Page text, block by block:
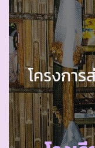
โครงกา